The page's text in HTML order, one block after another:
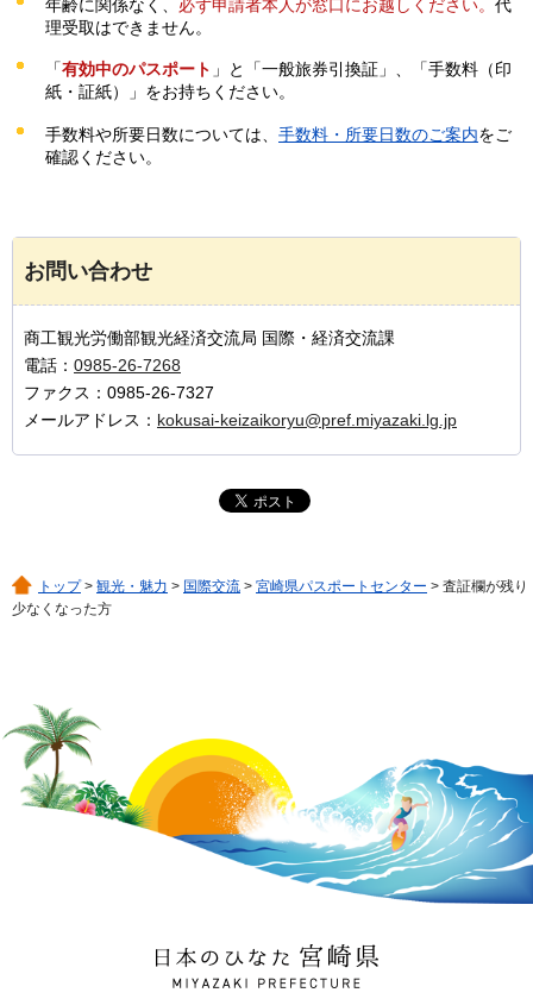
年齢に関係なく、 必ず申請者本人が窓口にお越しください。 代
理受取はできません。
「有効中のパスポート 」と「一般旅券引換証」、「手数料（印
紙・証紙）」をお持ちください。
手数料や所要日数については、 手数料・所要日数のご案内をご
確認ください。
お問い合わせ
商工観光労働部観光経済交流局 国際・経済交流課
電話： 0985-26-7268
ファクス：0985-26-7327
メールアドレス： kokusai-keizaikoryu@pref.miyazaki.lg.jp
トップ> 観光・魅力 > 国際交流 > 宮崎県パスポートセンター > 査証欄が残り
少なくなった方
日本のひなた 宮崎県
MIYAZAKI PREFECTURE